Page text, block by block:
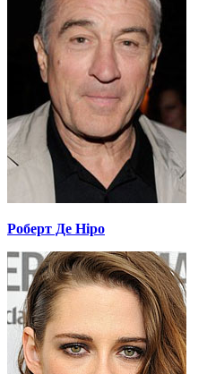
Роберт Де Ніро